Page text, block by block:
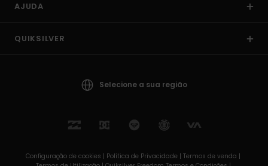
AJUDA
QUIKSILVER
Selecione a sua região
Configuração de cookies | Política de Privacidade | Termos de venda |